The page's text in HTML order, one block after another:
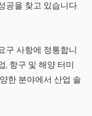
공을 찾고 있습니다.
구 사항에 정통합니
, 항구 및 해양 터미
한 분야에서 산업 솔